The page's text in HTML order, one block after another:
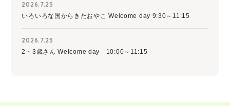
2026.7.25
いろいろな国からきたおやこ Welcome day 9:30～11:15
2026.7.25
2・3歳さん Welcome day 10:00～11:15